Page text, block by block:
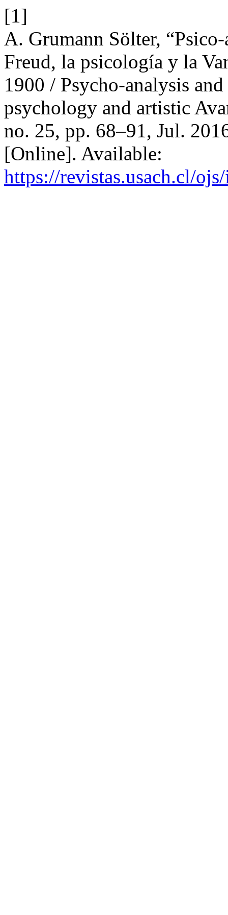
[1]
A. Grumann Sölter,
Freud, la psicología y la
1900 / Psycho-analysis
psychology and artistic
no. 25, pp. 68–91, Jul.
[Online]. Available:
https://revistas.usach.cl/